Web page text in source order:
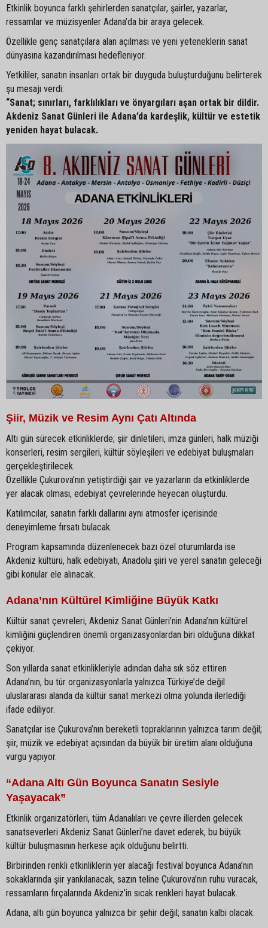
Etkinlik boyunca farklı şehirlerden sanatçılar, şairler, yazarlar,
ressamlar ve müzisyenler Adana’da bir araya gelecek.
Özellikle genç sanatçılara alan açılması ve yeni yeteneklerin sanat
dünyasına kazandırılması hedefleniyor.
Yetkililer, sanatın insanları ortak bir duyguda buluşturduğunu belirterek
şu mesajı verdi:
“Sanat; sınırları, farklılıkları ve önyargıları aşan ortak bir dildir.
Akdeniz Sanat Günleri ile Adana’da kardeşlik, kültür ve estetik
yeniden hayat bulacak.
Şiir, Müzik ve Resim Aynı Çatı Altında
Altı gün sürecek etkinliklerde; şiir dinletileri, imza günleri, halk müziği
konserleri, resim sergileri, kültür söyleşileri ve edebiyat buluşmaları
gerçekleştirilecek.
Özellikle Çukurova’nın yetiştirdiği şair ve yazarların da etkinliklerde
yer alacak olması, edebiyat çevrelerinde heyecan oluşturdu.
Katılımcılar, sanatın farklı dallarını aynı atmosfer içerisinde
deneyimleme fırsatı bulacak.
Program kapsamında düzenlenecek bazı özel oturumlarda ise
Akdeniz kültürü, halk edebiyatı, Anadolu şiiri ve yerel sanatın geleceği
gibi konular ele alınacak.
Adana’nın Kültürel Kimliğine Büyük Katkı
Kültür sanat çevreleri, Akdeniz Sanat Günleri’nin Adana’nın kültürel
kimliğini güçlendiren önemli organizasyonlardan biri olduğuna dikkat
çekiyor.
Son yıllarda sanat etkinlikleriyle adından daha sık söz ettiren
Adana’nın, bu tür organizasyonlarla yalnızca Türkiye’de değil
uluslararası alanda da kültür sanat merkezi olma yolunda ilerlediği
ifade ediliyor.
Sanatçılar ise Çukurova’nın bereketli topraklarının yalnızca tarım değil;
şiir, müzik ve edebiyat açısından da büyük bir üretim alanı olduğuna
vurgu yapıyor.
“Adana Altı Gün Boyunca Sanatın Sesiyle
Yaşayacak”
Etkinlik organizatörleri, tüm Adanalıları ve çevre illerden gelecek
sanatseverleri Akdeniz Sanat Günleri’ne davet ederek, bu büyük
kültür buluşmasının herkese açık olduğunu belirtti.
Birbirinden renkli etkinliklerin yer alacağı festival boyunca Adana’nın
sokaklarında şiir yankılanacak, sazın teline Çukurova’nın ruhu vuracak,
ressamların fırçalarında Akdeniz’in sıcak renkleri hayat bulacak.
Adana, altı gün boyunca yalnızca bir şehir değil; sanatın kalbi olacak.